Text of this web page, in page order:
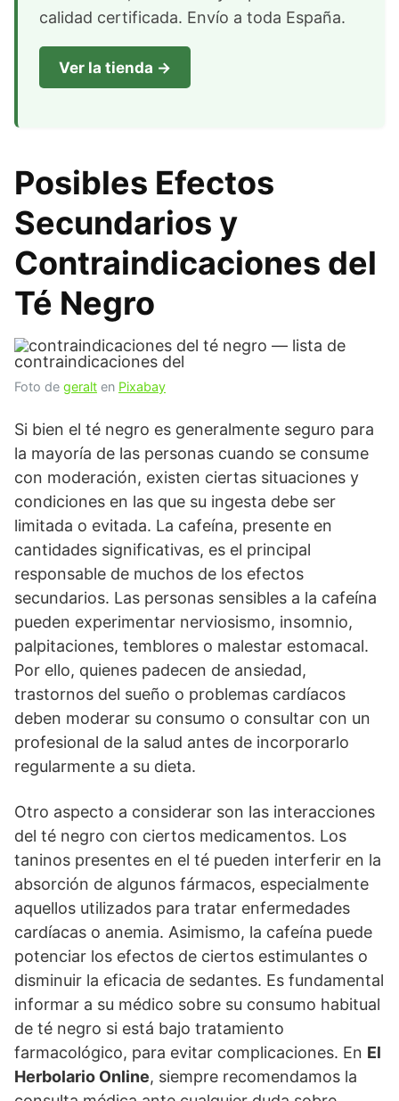
calidad certificada. Envío a toda España.
Ver la tienda →
Posibles Efectos
Secundarios y
Contraindicaciones del
Té Negro
Foto de geralt en Pixabay
Si bien el té negro es generalmente seguro para
la mayoría de las personas cuando se consume
con moderación, existen ciertas situaciones y
condiciones en las que su ingesta debe ser
limitada o evitada. La cafeína, presente en
cantidades significativas, es el principal
responsable de muchos de los efectos
secundarios. Las personas sensibles a la cafeína
pueden experimentar nerviosismo, insomnio,
palpitaciones, temblores o malestar estomacal.
Por ello, quienes padecen de ansiedad,
trastornos del sueño o problemas cardíacos
deben moderar su consumo o consultar con un
profesional de la salud antes de incorporarlo
regularmente a su dieta.
Otro aspecto a considerar son las interacciones
del té negro con ciertos medicamentos. Los
taninos presentes en el té pueden interferir en la
absorción de algunos fármacos, especialmente
aquellos utilizados para tratar enfermedades
cardíacas o anemia. Asimismo, la cafeína puede
potenciar los efectos de ciertos estimulantes o
disminuir la eficacia de sedantes. Es fundamental
informar a su médico sobre su consumo habitual
de té negro si está bajo tratamiento
farmacológico, para evitar complicaciones. En El
Herbolario Online, siempre recomendamos la